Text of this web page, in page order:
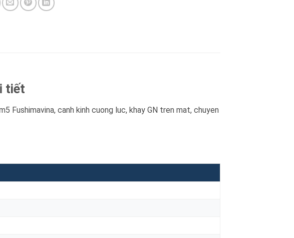
tiết
Fushimavina, canh kinh cuong luc, khay GN tren mat, chuyen